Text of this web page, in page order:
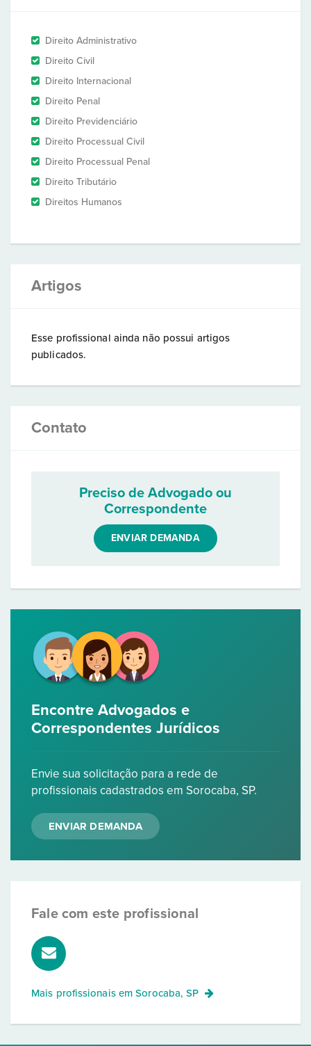
Direito Administrativo
Direito Civil
Direito Internacional
Direito Penal
Direito Previdenciário
Direito Processual Civil
Direito Processual Penal
Direito Tributário
Direitos Humanos
Artigos
Esse profissional ainda não possui artigos
publicados.
Contato
Preciso de Advogado ou
Correspondente
ENVIAR DEMANDA
Encontre Advogados e
Correspondentes Jurídicos
Envie sua solicitação para a rede de
profissionais cadastrados em Sorocaba, SP.
ENVIAR DEMANDA
Fale com este profissional
Mais profissionais emSorocaba, SP